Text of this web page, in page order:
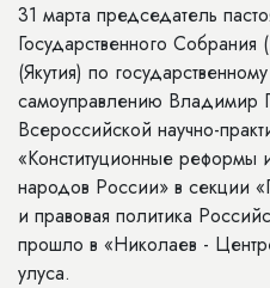
31 марта председатель
Государственного
(Якутия) по
самоуправлению Владимир
Всероссийской научно-
«Конституционные реформы
народов России» в секции
и правовая политика
прошло в «Николаев -
улуса.